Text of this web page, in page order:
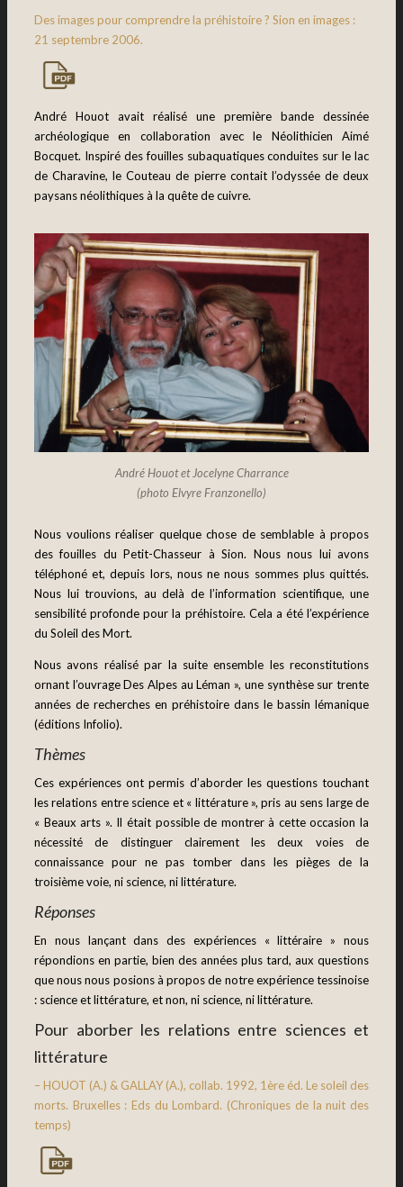
Des images pour comprendre la préhistoire ? Sion en images :
21 septembre 2006.
André Houot avait réalisé une première bande dessinée
archéologique en collaboration avec le Néolithicien Aimé
Bocquet. Inspiré des fouilles subaquatiques conduites sur le lac
de Charavine, le Couteau de pierre contait l’odyssée de deux
paysans néolithiques à la quête de cuivre.
André Houot et Jocelyne Charrance
(photo Elvyre Franzonello)
Nous voulions réaliser quelque chose de semblable à propos
des fouilles du Petit-Chasseur à Sion. Nous nous lui avons
téléphoné et, depuis lors, nous ne nous sommes plus quittés.
Nous lui trouvions, au delà de l’information scientifique, une
sensibilité profonde pour la préhistoire. Cela a été l’expérience
du Soleil des Mort.
Nous avons réalisé par la suite ensemble les reconstitutions
ornant l’ouvrage Des Alpes au Léman », une synthèse sur trente
années de recherches en préhistoire dans le bassin lémanique
(éditions Infolio).
Thèmes
Ces expériences ont permis d’aborder les questions touchant
les relations entre science et « littérature », pris au sens large de
« Beaux arts ». Il était possible de montrer à cette occasion la
nécessité de distinguer clairement les deux voies de
connaissance pour ne pas tomber dans les pièges de la
troisième voie, ni science, ni littérature.
Réponses
En nous lançant dans des expériences « littéraire » nous
répondions en partie, bien des années plus tard, aux questions
que nous nous posions à propos de notre expérience tessinoise
: science et littérature, et non, ni science, ni littérature.
Pour aborber les relations entre sciences et
littérature
– HOUOT (A.) & GALLAY (A.), collab. 1992, 1ère éd. Le soleil des
morts. Bruxelles : Eds du Lombard. (Chroniques de la nuit des
temps)